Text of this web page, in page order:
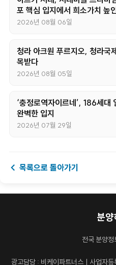
포 핵심 입지에서 희소가치 높
2026년 08월 06일
청라 아크원 푸르지오, 청라국
목받다
2026년 08월 05일
‘충정로역자이르네’, 186세
완벽한 입지
2026년 07월 29일
← 목록으로 돌아가기
분
전국 분양
광고담당 : 비케이파트너스ㅣ사업